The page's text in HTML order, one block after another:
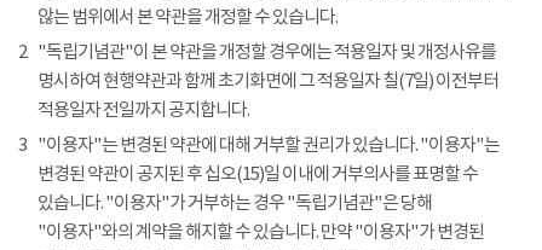
않는 범위에서 본 약관을 개정할 수 있습니다.
2 "독립기념관"이 본 약관을 개정할 경우에는 적용일자 및 개정사유를
명시하여 현행약관과 함께 초기화면에 그 적용일자 칠(7일) 이전부터
적용일자 전일까지 공지합니다.
3 "이용자"는 변경된 약관에 대해 거부할 권리가 있습니다. "이용자"는
변경된 약관이 공지된 후 십오(15)일 이내에 거부의사를 표명할 수
있습니다. "이용자"가 거부하는 경우 "독립기념관"은 당해
"이용자"와의 계약을 해지할 수 있습니다. 만약 "이용자"가 변경된